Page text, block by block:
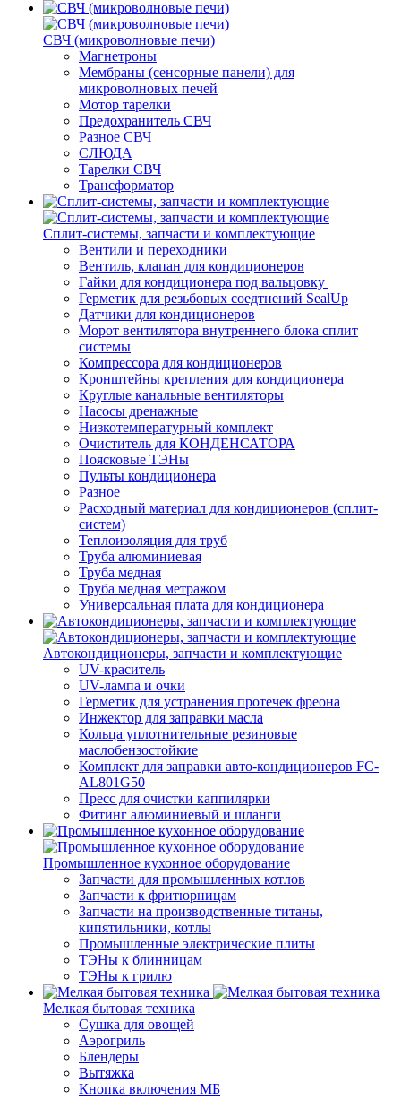
СВЧ (микроволновые печи)
Магнетроны
Мембраны (сенсорные панели) для
микроволновых печей
Мотор тарелки
Предохранитель СВЧ
Разное СВЧ
СЛЮДА
Тарелки СВЧ
Трансформатор
Сплит-системы, запчасти и комплектующие
Вентили и переходники
Вентиль, клапан для кондиционеров
Гайки для кондиционера под вальцовку
Герметик для резьбовых соедтнений SealUp
Датчики для кондиционеров
Морот вентилятора внутреннего блока сплит
системы
Компрессора для кондиционеров
Кронштейны крепления для кондиционера
Круглые канальные вентиляторы
Насосы дренажные
Низкотемпературный комплект
Очиститель для КОНДЕНСАТОРА
Поясковые ТЭНы
Пульты кондиционера
Разное
Расходный материал для кондиционеров (сплит-
систем)
Теплоизоляция для труб
Труба алюминиевая
Труба медная
Труба медная метражом
Универсальная плата для кондиционера
Автокондиционеры, запчасти и комплектующие
UV-краситель
UV-лампа и очки
Герметик для устранения протечек фреона
Инжектор для заправки масла
Кольца уплотнительные резиновые
маслобензостойкие
Комплект для заправки авто-кондиционеров FC-
AL801G50
Пресс для очистки каппилярки
Фитинг алюминиевый и шланги
Промышленное кухонное оборудование
Запчасти для промышленных котлов
Запчасти к фритюрницам
Запчасти на производственные титаны,
кипятильники, котлы
Промышленные электрические плиты
ТЭНы к блинницам
ТЭНы к грилю
Мелкая бытовая техника
Cушка для овощей
Аэрогриль
Блендеры
Вытяжка
Кнопка включения МБ